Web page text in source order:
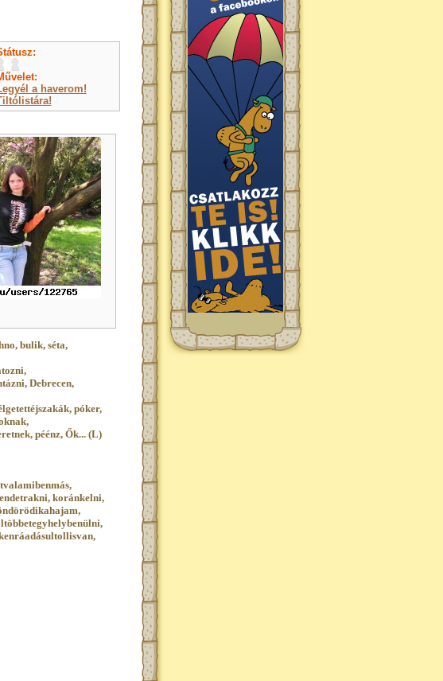
a haverom!
bulik, séta,
Debrecen,
póker,
péénz, Ők... (L)
koránkelni,